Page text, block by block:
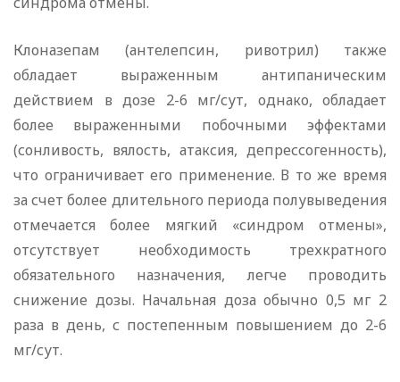
Клоназепам (антелепсин, ривотрил) также
обладает выраженным антипаническим
действием в дозе 2-6 мг/сут, однако, обладает
более выраженными побочными эффектами
(сонливость, вялость, атаксия, депрессогенность),
что ограничивает его применение. В то же время
за счет более длительного периода полувыведения
отмечается более мягкий «синдром отмены»,
отсутствует необходимость трехкратного
обязательного назначения, легче проводить
снижение дозы. Начальная доза обычно 0,5 мг 2
раза в день, с постепенным повышением до 2-6
мг/сут.